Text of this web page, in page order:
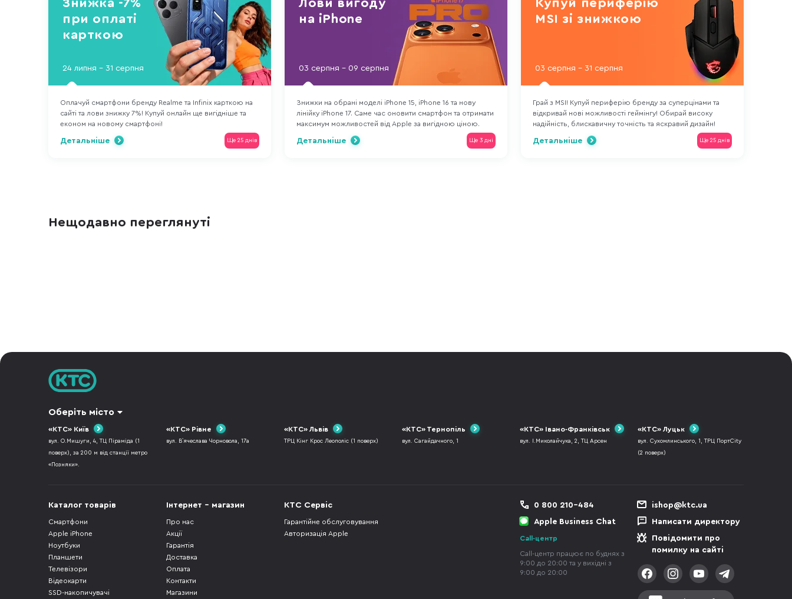
Знижка -7%
при оплаті
карткою
24 липня - 31 серпня
Оплачуй смартфони бренду Realme та Infinix карткою на
сайті та лови знижку 7%! Купуй онлайн ще вигідніше та
економ на новому смартфоні!
Ще 25 днів
Детальніше
Лови вигоду
на iPhone
03 серпня - 09 серпня
Знижки на обрані моделі iPhone 15, iPhone 16 та нову
лінійку iPhone 17. Саме час оновити смартфон та отримати
максимум можливостей від Apple за вигідною ціною.
Ще 3 дні
Детальніше
Купуй периферію
MSI зі знижкою
03 серпня - 31 серпня
Грай з MSI! Купуй периферію бренду за суперцінами та
відкривай нові можливості геймінгу! Обирай високу
надійність, блискавичну точність та яскравий дизайн!
Ще 25 днів
Детальніше
Нещодавно переглянуті
Оберіть місто
«КТС» Київ
вул. О.Мишуги, 4, ТЦ Піраміда (1
поверх), за 200 м від станції метро
«Позняки».
«КТС» Рівне
вул. В`ячеслава Чорновола, 17а
«КТС» Львів
ТРЦ Кінг Крос Леополіс (1 поверх)
«КТС» Тернопіль
вул. Сагайдачного, 1
«КТС» Івано-Франківськ
вул. І.Миколайчука, 2, ТЦ Арсен
«КТС» Луцьк
вул. Сухомлинського, 1, ТРЦ ПортCity
(2 поверх)
Каталог товарів
Смартфони
Apple iPhone
Ноутбуки
Планшети
Телевізори
Відеокарти
SSD-накопичувачі
Інтернет - магазин
Про нас
Акції
Гарантія
Доставка
Оплата
Контакти
Магазини
КТС Сервіс
Гарантійне обслуговування
Авторизація Apple
0 800 210-484
Apple Business Chat
Call-центр
Call-центр працює по буднях з
9:00 до 20:00 та у вихідні з
9:00 до 20:00
ishop@ktc.ua
Написати директору
Повідомити про
помилку на сайті